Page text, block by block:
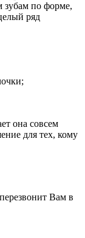
зубам по форме,
ряд
она совсем
для тех, кому
Вам в